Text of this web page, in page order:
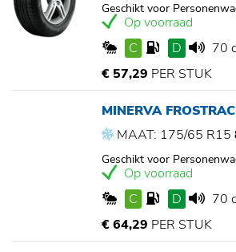
Geschikt voor
Op voorraad
C
D
70
€ 57,29 PER STUK
MINERVA
MAAT: 175/65 R15
Geschikt voor
Op voorraad
C
D
70
€ 64,29 PER STUK